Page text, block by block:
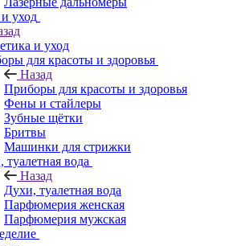
уход
и уход
для красоты и здоровья
Назад
Приборы для красоты и здоровья
Фены и стайлеры
Зубные щётки
Бритвы
Машинки для стрижки
туалетная вода
Назад
Духи, туалетная вода
Парфюмерия женская
Парфюмерия мужская